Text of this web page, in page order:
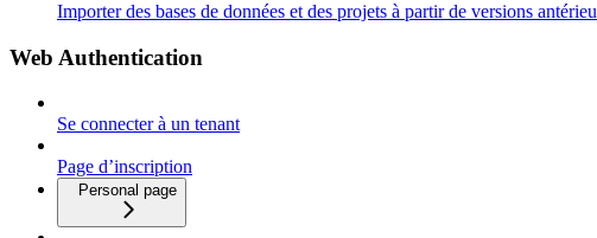
Importer des bases de données et des projets à partir de versions
Web Authentication
Se connecter à un tenant
Page d’inscription
Personal page